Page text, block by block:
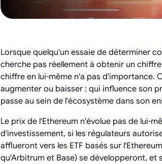
Lorsque quelqu'un essaie de déterminer
cherche pas réellement à obtenir un
chiffre en lui-même n'a pas d'importance.
augmenter ou baisser : qui influence son
passe au sein de l'écosystème dans son
Le prix de l'Ethereum n'évolue pas de lui-
d'investissement, si les régulateurs
afflueront vers les ETF basés sur
qu'Arbitrum et Base) se développeront, et